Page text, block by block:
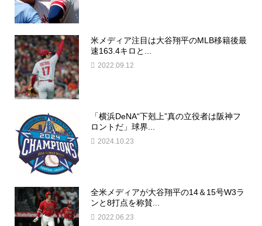
米メディア注目は大谷翔平のMLB移籍後最
速163.4キロと...
2022.09.12
「横浜DeNA“下剋上”真の立役者は阪神フ
ロントだ」球界...
2024.10.23
全米メディアが大谷翔平の14＆15号W3ラ
ンと8打点を称賛...
2022.06.23